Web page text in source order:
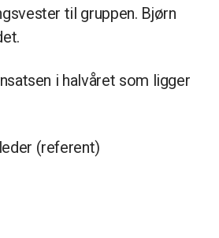
til gruppen. Bjørn
i halvåret som ligger
(referent)